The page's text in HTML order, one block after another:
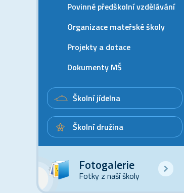
Povinné předškolní vzdělávání
Organizace mateřské školy
Projekty a dotace
Dokumenty MŠ
Školní jídelna
Školní družina
Fotogalerie
Fotky z naší školy